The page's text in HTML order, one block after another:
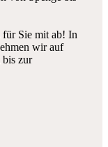
Sie mit ab! In
wir auf
bis zur